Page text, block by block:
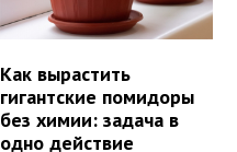
Как вырастить
гигантские помидоры
без химии: задача в
одно действие